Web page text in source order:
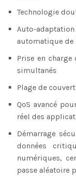
Technologie
Auto-
automatique de
Prise en
simultanés
Plage de
QoS avancé
réel des
Démarrage
données
numériques,
passe aléatoire